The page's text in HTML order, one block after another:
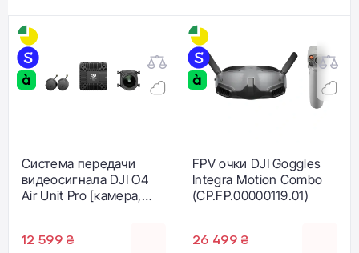
Система передачи
видеосигнала DJI O4
Air Unit Pro [камера,
очков
12 599 ₴
FPV очки DJI Goggles
Integra Motion Combo
(CP.FP.00000119.01)
26 499 ₴